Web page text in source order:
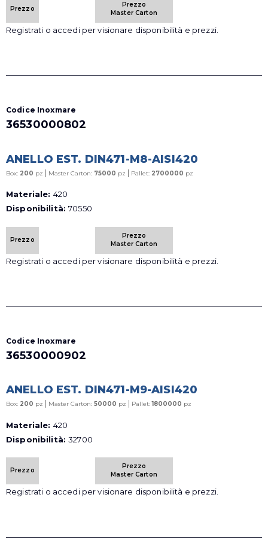
Prezzo
Prezzo
Master Carton
Registrati o accedi per visionare disponibilità e prezzi.
Codice Inoxmare
36530000802
ANELLO EST. DIN471-M8-AISI420
Box: 200 pz | Master Carton: 75000 pz | Pallet: 2700000 pz
Materiale: 420
Disponibilità:70550
Prezzo
Prezzo
Master Carton
Registrati o accedi per visionare disponibilità e prezzi.
Codice Inoxmare
36530000902
ANELLO EST. DIN471-M9-AISI420
Box: 200 pz | Master Carton: 50000 pz | Pallet:1800000 pz
Materiale: 420
Disponibilità:32700
Prezzo
Prezzo
Master Carton
Registrati o accedi per visionare disponibilità e prezzi.